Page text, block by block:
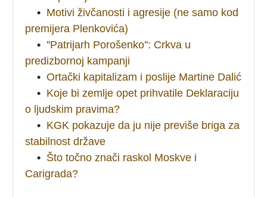
• Motivi živčanosti i agresije (ne samo kod
premijera Plenkovića)
• ''Patrijarh Porošenko'': Crkva u
predizbornoj kampanji
• Ortački kapitalizam i poslije Martine Dalić
• Koje bi zemlje opet prihvatile Deklaraciju
o ljudskim pravima?
• KGK pokazuje da ju nije previše briga za
stabilnost države
• Što točno znači raskol Moskve i
Carigrada?